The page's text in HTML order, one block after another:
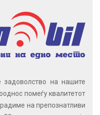
на нашите
помеѓу квалитетот
на препознатливи